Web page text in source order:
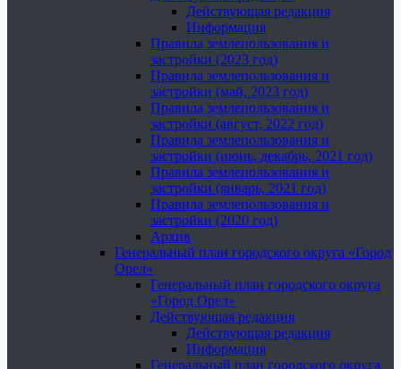
Действующая редакция
Информация
Правила землепользования и
застройки (2023 год)
Правила землепользования и
застройки (май, 2023 год)
Правила землепользования и
застройки (август, 2022 год)
Правила землепользования и
застройки (июнь, декабрь, 2021 год)
Правила землепользования и
застройки (январь, 2021 год)
Правила землепользования и
застройки (2020 год)
Архив
Генеральный план городского округа «Город
Орел»
Генеральный план городского округа
«Город Орел»
Действующая редакция
Действующая редакция
Информация
Генеральный план городского округа